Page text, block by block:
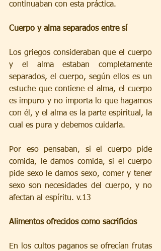
continuaban con esta práctica.
Cuerpo y alma separados entre sí
Los griegos consideraban que el cuerpo
y el alma estaban completamente
separados, el cuerpo, según ellos es un
estuche que contiene el alma, el cuerpo
es impuro y no importa lo que hagamos
con él, y el alma es la parte espiritual, la
cual es pura y debemos cuidarla.
Por eso pensaban, si el cuerpo pide
comida, le damos comida, si el cuerpo
pide sexo le damos sexo, comer y tener
sexo son necesidades del cuerpo, y no
afectan al espíritu. v.13
Alimentos ofrecidos como sacrificios
En los cultos paganos se ofrecían frutas